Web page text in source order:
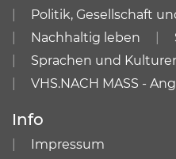
Politik, Gesellschaft
Nachhaltig leben
Sprachen und
VHS.NACH MASS -
Info
Impressum